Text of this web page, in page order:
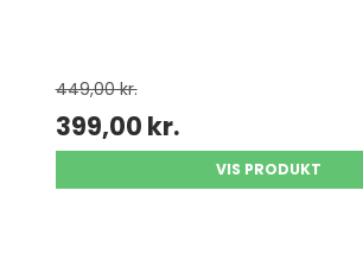
449,00 kr.
399,00 kr.
VIS PRODUKT